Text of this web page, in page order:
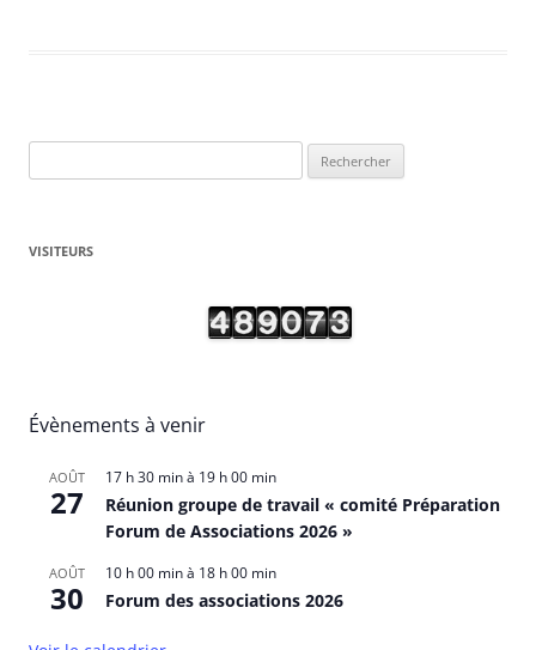
VISITEURS
Évènements à venir
AOÛT
27
17 h 30 minà 19 h 00 min
Réunion groupe de travail « comité Préparation
Forum de Associations 2026 »
AOÛT
30
10 h 00 minà 18 h 00 min
Forum des associations 2026